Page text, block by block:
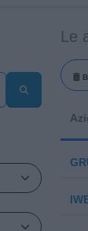
Le